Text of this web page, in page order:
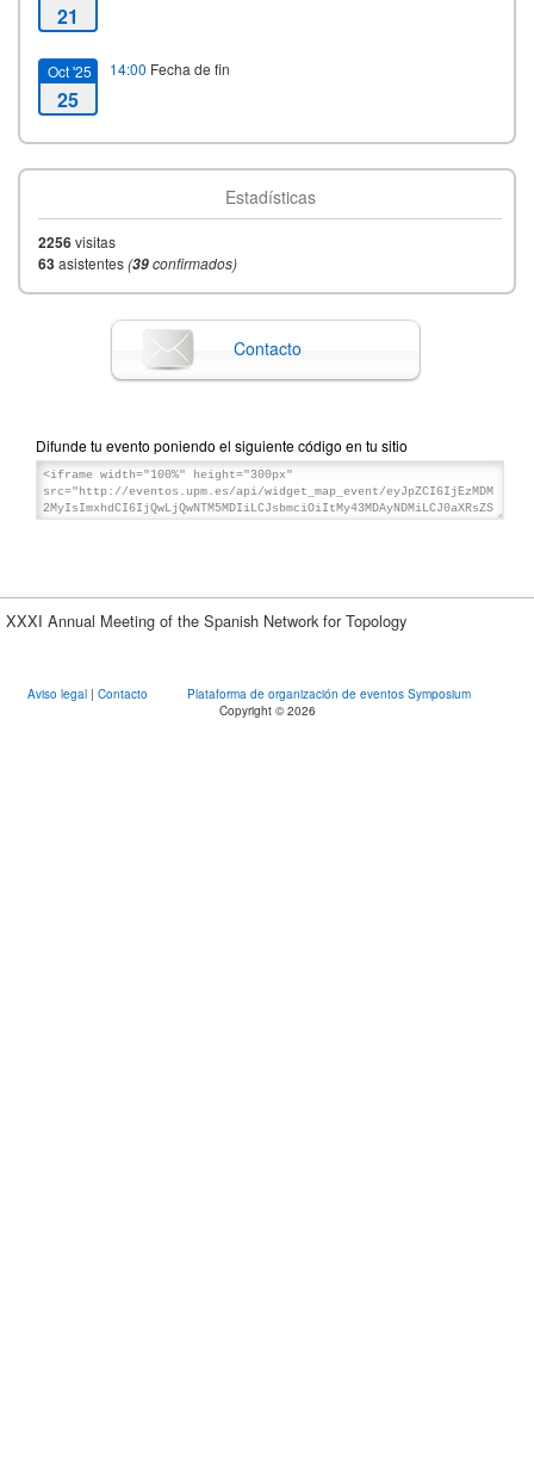
21
Oct '25
25
14:00 Fecha de fin
Estadísticas
2256visitas
63asistentes(39confirmados)
Contacto
Difunde tu evento poniendo el siguiente código en tu sitio
XXXI Annual Meeting of the Spanish Network for Topology
Aviso legal | Contacto
Plataforma de organización de eventos Symposium
Copyright © 2026